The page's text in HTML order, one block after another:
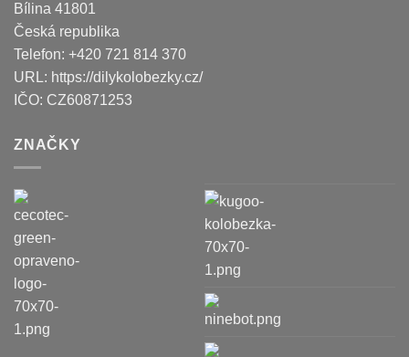
Bílina 41801
Česká republika
Telefon: +420 721 814 370
URL: https://dilykolobezky.cz/
IČO: CZ60871253
ZNAČKY